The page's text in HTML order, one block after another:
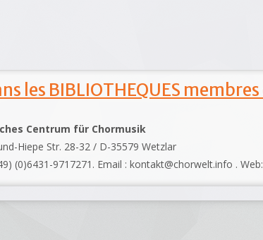
les BIBLIOTHEQUES membres
Centrum für Chormusik
Hiepe Str. 28-32 / D-35579 Wetzlar
(0)6431-9717271. Email : kontakt@chorwelt.info .